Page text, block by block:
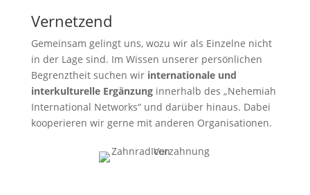
Vernetzend
Gemeinsam gelingt uns, wozu wir als Einzelne nicht
in der Lage sind. Im Wissen unserer persönlichen
Begrenztheit suchen wir internationale und
interkulturelle Ergänzunginnerhalb des „Nehemiah
International Networks“ und darüber hinaus. Dabei
kooperieren wir gerne mit anderen Organisationen.